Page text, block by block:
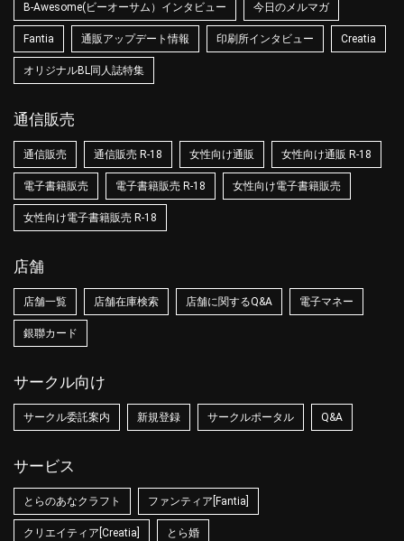
B-Awesome(ビーオーサム）インタビュー 今日のメルマガ
Fantia 通販アップデート情報 印刷所インタビュー Creatia
オリジナルBL同人誌特集
通信販売
通信販売 通信販売 R-18 女性向け通販 女性向け通販 R-18
電子書籍販売 電子書籍販売 R-18 女性向け電子書籍販売
女性向け電子書籍販売 R-18
店舗
店舗一覧 店舗在庫検索 店舗に関するQ&A 電子マネー
銀聯カード
サークル向け
サークル委託案内 新規登録 サークルポータル Q&A
サービス
とらのあなクラフト ファンティア[Fantia]
クリエイティア[Creatia] とら婚